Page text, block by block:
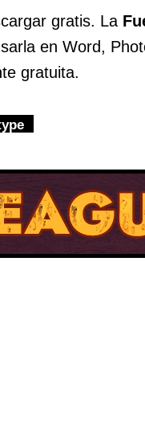
gratis. La
en Word,
gratuita.